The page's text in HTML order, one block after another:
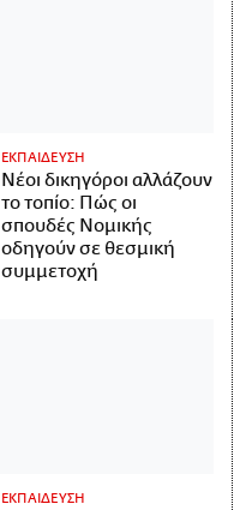
ΕΚΠΑΙΔΕΥΣΗ
Νέοι δικηγόροι αλλάζουν
το τοπίο: Πώς οι
σπουδές Νομικής
οδηγούν σε θεσμική
συμμετοχή
ΕΚΠΑΙΔΕΥΣΗ